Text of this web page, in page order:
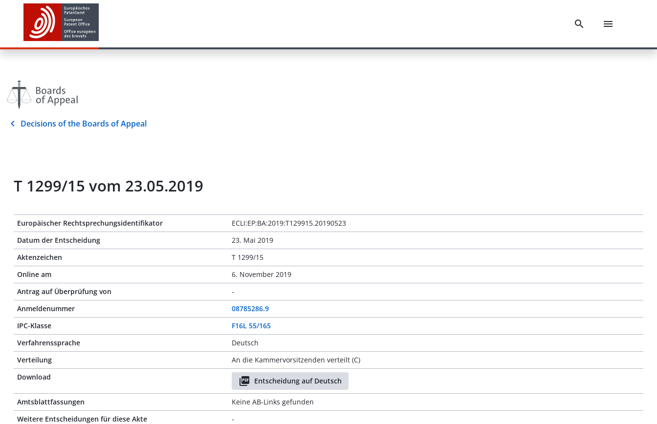
Decisions of the Boards of Appeal
T 1299/15 vom 23.05.2019
Europäischer Rechtsprechungsidentifikator
ECLI:EP:BA:2019:T129915.20190523
Datum der Entscheidung
23. Mai 2019
Aktenzeichen
T 1299/15
Online am
6. November 2019
Antrag auf Überprüfung von
-
Anmeldenummer
08785286.9
IPC-Klasse
F16L 55/165
Verfahrenssprache
Deutsch
Verteilung
An die Kammervorsitzenden verteilt (C)
Download
Entscheidung auf Deutsch
Amtsblattfassungen
Keine AB-Links gefunden
Weitere Entscheidungen für diese Akte
-